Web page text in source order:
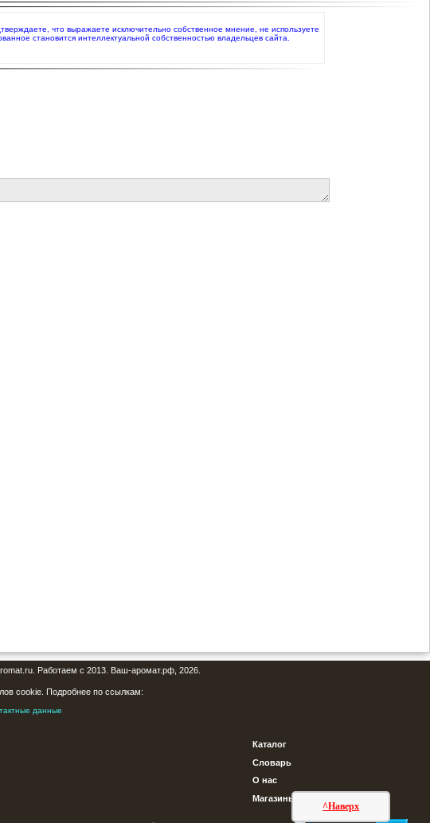
что выражаете исключительно собственное мнение, не используете
становится интеллектуальной собственностью владельцев сайта.
^Наверх
Работаем с 2013. Ваш-аромат.рф, 2026.
cookie. Подробнее по ссылкам:
данные
Каталог
Словарь
О нас
Магазины